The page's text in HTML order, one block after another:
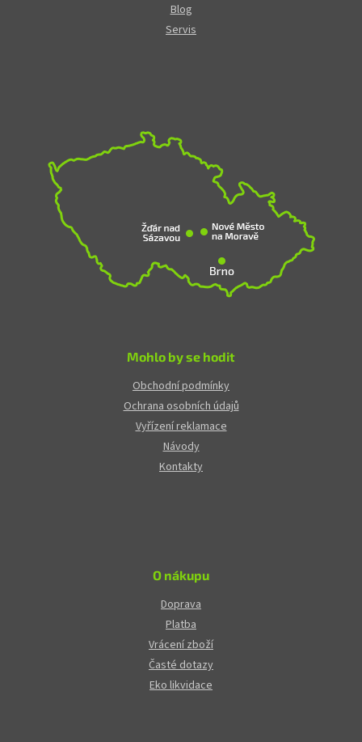
Blog
Servis
Mohlo by se hodit
Obchodní podmínky
Ochrana osobních údajů
Vyřízení reklamace
Návody
Kontakty
O nákupu
Doprava
Platba
Vrácení zboží
Časté dotazy
Eko likvidace